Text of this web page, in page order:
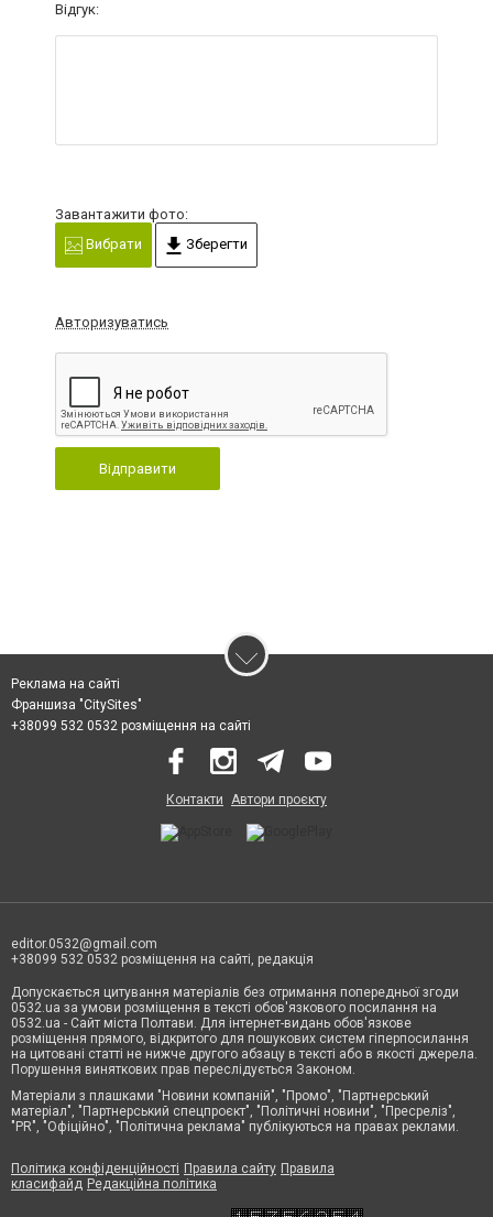
Відгук:
Завантажити фото:
Вибрати
Зберегти
Авторизуватись
Відправити
Реклама на сайті
Франшиза "CitySites"
+38099 532 0532 розміщення на сайті
Контакти Автори проєкту
editor.0532@gmail.com
+38099 532 0532 розміщення на сайті, редакція
Допускається цитування матеріалів без отримання попередньої згоди
0532.ua за умови розміщення в тексті обов'язкового посилання на
0532.ua - Сайт міста Полтави. Для інтернет-видань обов'язкове
розміщення прямого, відкритого для пошукових систем гіперпосилання
на цитовані статті не нижче другого абзацу в тексті або в якості джерела.
Порушення виняткових прав переслідується Законом.
Матеріали з плашками "Новини компаній", "Промо", "Партнерський
матеріал", "Партнерський спецпроєкт", "Політичні новини", "Пресреліз",
"PR", "Офіційно", "Політична реклама" публікуються на правах реклами.
Політика конфіденційності Правила сайту Правила
класифайд Редакційна політика